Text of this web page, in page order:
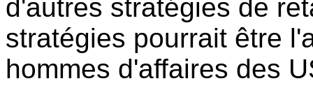
d'autres stratégies de
stratégies pourrait être
hommes d'affaires des